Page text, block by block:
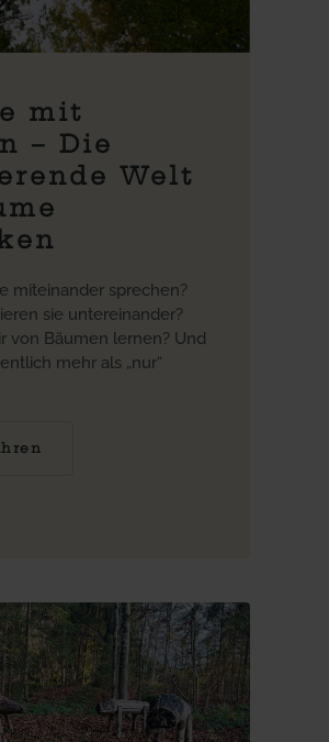
mit
– Die
Welt
miteinander sprechen?
sie untereinander?
von Bäumen lernen? Und
mehr als „nur“